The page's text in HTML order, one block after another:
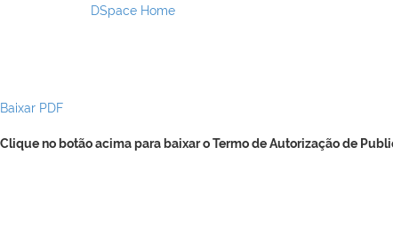
DSpace Home
Baixar PDF
Clique no botão acima para baixar o Termo de Autorização de